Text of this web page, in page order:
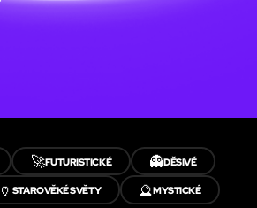
🚀FUTURISTICKÉ 👻DĚSIVÉ
🏺 STAROVĚKÉ SVĚTY 🔮MYSTICKÉ